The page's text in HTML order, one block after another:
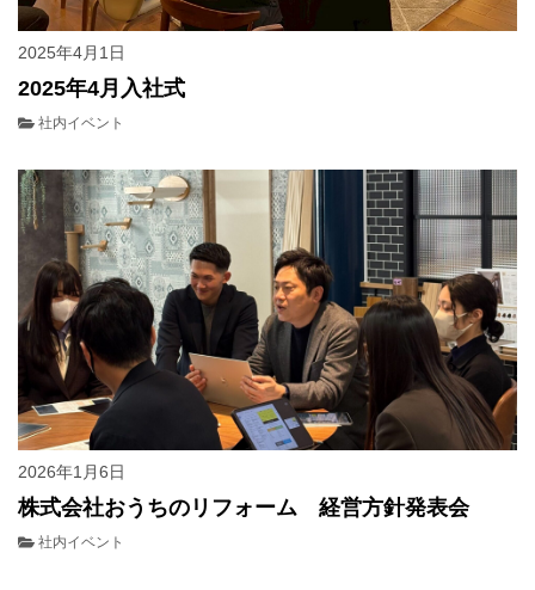
2025年4月1日
2025年4月入社式
社内イベント
2026年1月6日
株式会社おうちのリフォーム 経営方針発表会
社内イベント